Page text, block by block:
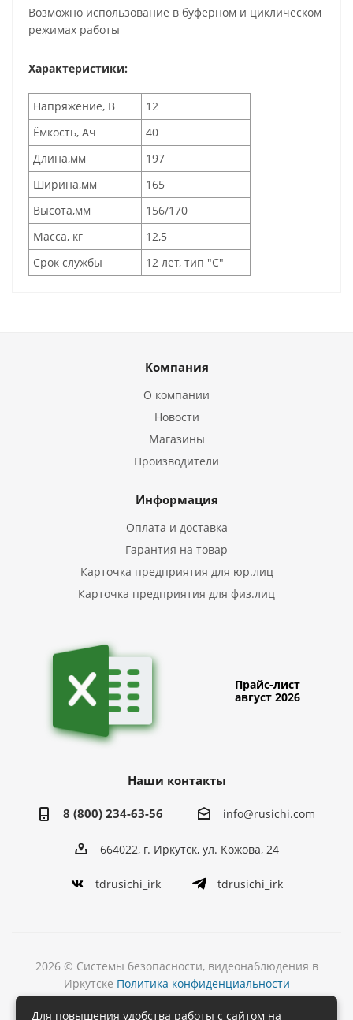
Возможно использование в буферном и циклическом
режимах работы
Характеристики:
Напряжение, В
12
Ёмкость, Ач
40
Длина,мм
197
Ширина,мм
165
Высота,мм
156/170
Масса, кг
12,5
Срок службы
12 лет, тип "С"
Компания
О компании
Новости
Магазины
Производители
Информация
Оплата и доставка
Гарантия на товар
Карточка предприятия для юр.лиц
Карточка предприятия для физ.лиц
Прайс-лист
август 2026
Наши контакты
8 (800) 234-63-56 info@rusichi.com
664022, г. Иркутск, ул. Кожова, 24
tdrusichi_irk tdrusichi_irk
2026 © Системы безопасности, видеонаблюдения в
Иркутске Политика конфиденциальности
Разработка
Для повышения удобства работы с сайтом на